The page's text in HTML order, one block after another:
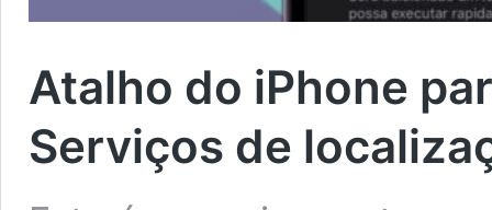
Atalho do iPhone
Serviços de